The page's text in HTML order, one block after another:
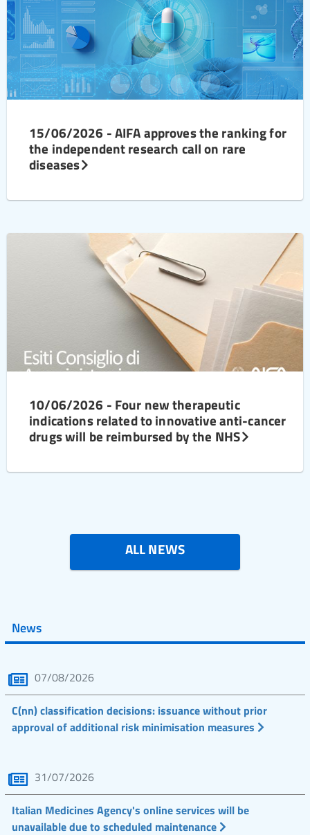
15/06/2026 - AIFA approves the ranking for
the independent research call on rare
diseases
10/06/2026 - Four new therapeutic
indications related to innovative anti-cancer
drugs will be reimbursed by the NHS
ALL NEWS
News
07/08/2026
C(nn) classification decisions: issuance without prior
approval of additional risk minimisation measures
31/07/2026
Italian Medicines Agency's online services will be
unavailable due to scheduled maintenance